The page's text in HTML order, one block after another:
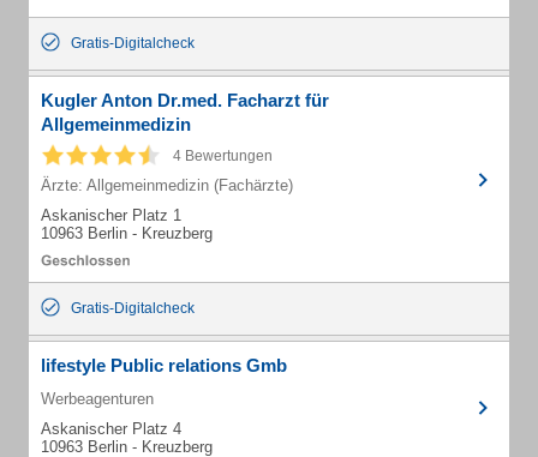
Gratis-Digitalcheck
Kugler Anton Dr.med. Facharzt für
Allgemeinmedizin
4 Bewertungen
Ärzte: Allgemeinmedizin (Fachärzte)
Askanischer Platz 1
10963 Berlin - Kreuzberg
Gratis-Digitalcheck
lifestyle Public relations Gmb
Werbeagenturen
Askanischer Platz 4
10963 Berlin - Kreuzberg